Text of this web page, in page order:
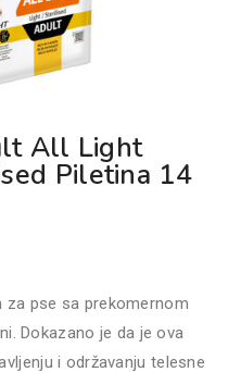
All Light
Piletina 14
za pse sa prekomernom
Dokazano je da je ova
i održavanju telesne